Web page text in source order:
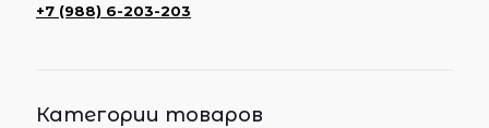
+7 (988) 6-203-203
Категории товаров